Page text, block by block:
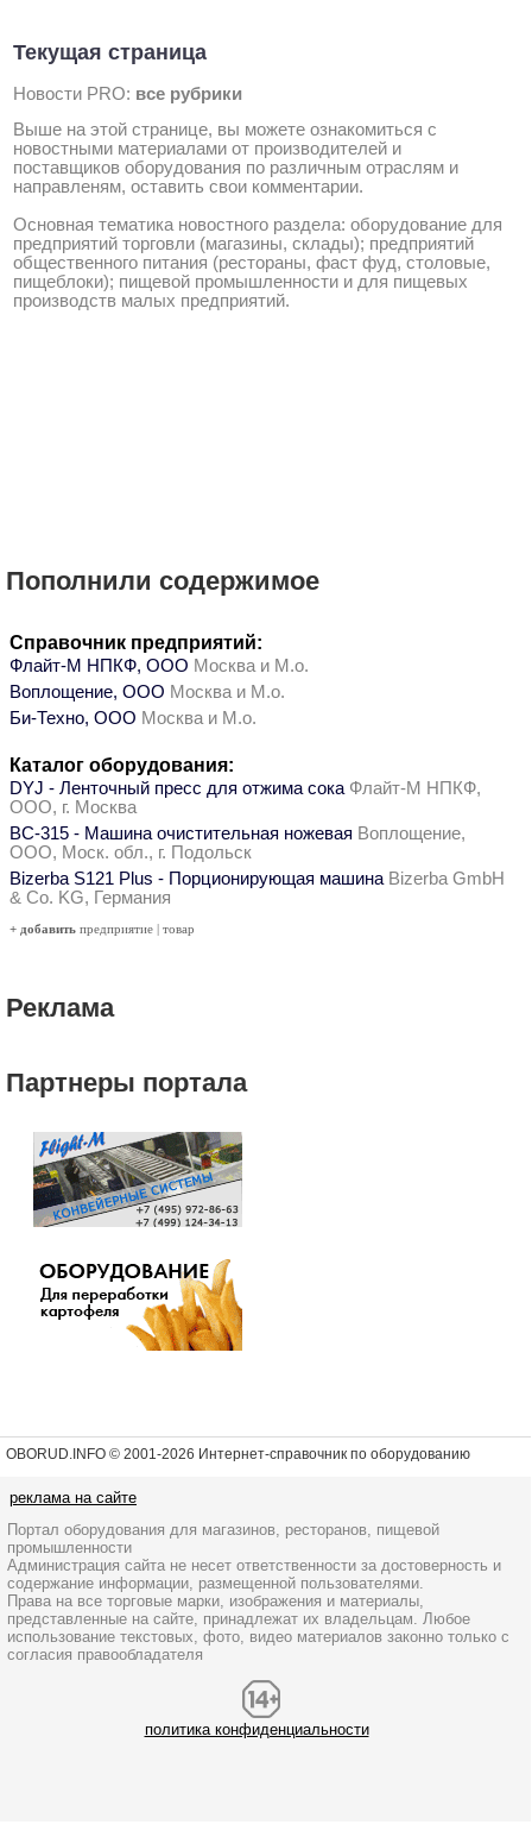
Текущая страница
Новости PRO: все рубрики
Выше на этой странице, вы можете ознакомиться с
новостными материалами от производителей и
поставщиков оборудования по различным отраслям и
направленям, оставить свои комментарии.
Основная тематика новостного раздела: оборудование для
предприятий торговли (магазины, склады); предприятий
общественного питания (рестораны, фаст фуд, столовые,
пищеблоки); пищевой промышленности и для пищевых
производств малых предприятий.
Пополнили содержимое
Справочник предприятий:
Флайт-М НПКФ, ООО Москва и М.о.
Воплощение, ООО Москва и М.о.
Би-Техно, ООО Москва и М.о.
Каталог оборудования:
DYJ - Ленточный пресс для отжима сока Флайт-М НПКФ,
ООО, г. Москва
ВС-315 - Машина очистительная ножевая Воплощение,
ООО, Моск. обл., г. Подольск
Bizerba S121 Plus - Порционирующая машина Bizerba GmbH
& Co. KG, Германия
+ добавить предприятие | товар
Реклама
Партнеры портала
OBORUD.INFO © 2001-2026 Интернет-справочник по оборудованию
реклама на сайте
Портал оборудования для магазинов, ресторанов, пищевой
промышленности
Администрация сайта не несет ответственности за достоверность и
содержание информации, размещенной пользователями.
Права на все торговые марки, изображения и материалы,
представленные на сайте, принадлежат их владельцам. Любое
использование текстовых, фото, видео материалов законно только с
согласия правообладателя
политика конфиденциальности